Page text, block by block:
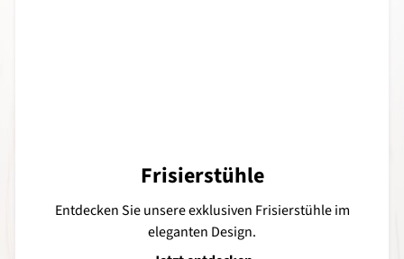
Frisierstühle
Entdecken Sie unsere exklusiven Frisierstühle im
eleganten Design.